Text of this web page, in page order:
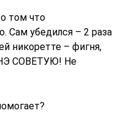
том что
Сам убедился – 2 раза
никоретте – фигня,
СОВЕТУЮ! Не